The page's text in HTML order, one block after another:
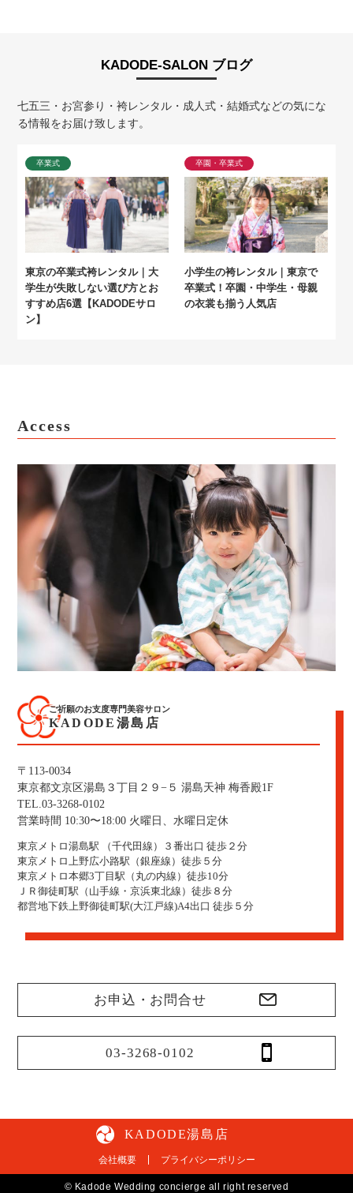
KADODE-SALON ブログ
七五三・お宮参り・袴レンタル・成人式・結婚式などの気にな
る情報をお届け致します。
卒業式
東京の卒業式袴レンタル｜大
学生が失敗しない選び方とお
すすめ店6選【KADODEサロ
ン】
卒園・卒業式
小学生の袴レンタル｜東京で
卒業式！卒園・中学生・母親
の衣裳も揃う人気店
Access
ご祈願のお支度専門美容サロン
KADODE湯島店
〒113-0034
東京都文京区湯島３丁目２９−５ 湯島天神 梅香殿1F
TEL.03-3268-0102
営業時間 10:30〜18:00 火曜日、水曜日定休
東京メトロ湯島駅 （千代田線）３番出口 徒歩２分
東京メトロ上野広小路駅（銀座線）徒歩５分
東京メトロ本郷3丁目駅（丸の内線）徒歩10分
ＪＲ御徒町駅（山手線・京浜東北線）徒歩８分
都営地下鉄上野御徒町駅(大江戸線)A4出口 徒歩５分
お申込・お問合せ
03-3268-0102
KADODE湯島店
会社概要 プライバシーポリシー
© Kadode Wedding concierge all right reserved